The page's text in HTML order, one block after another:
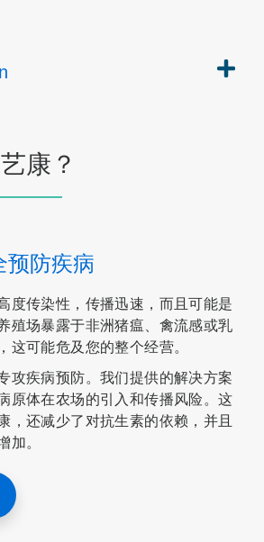
康？
预防疾病
度传染性，传播迅速，而且可能是
殖场暴露于非洲猪瘟、禽流感或乳
这可能危及您的整个经营。
攻疾病预防。我们提供的解决方案
原体在农场的引入和传播风险。这
，还减少了对抗生素的依赖，并且
加。